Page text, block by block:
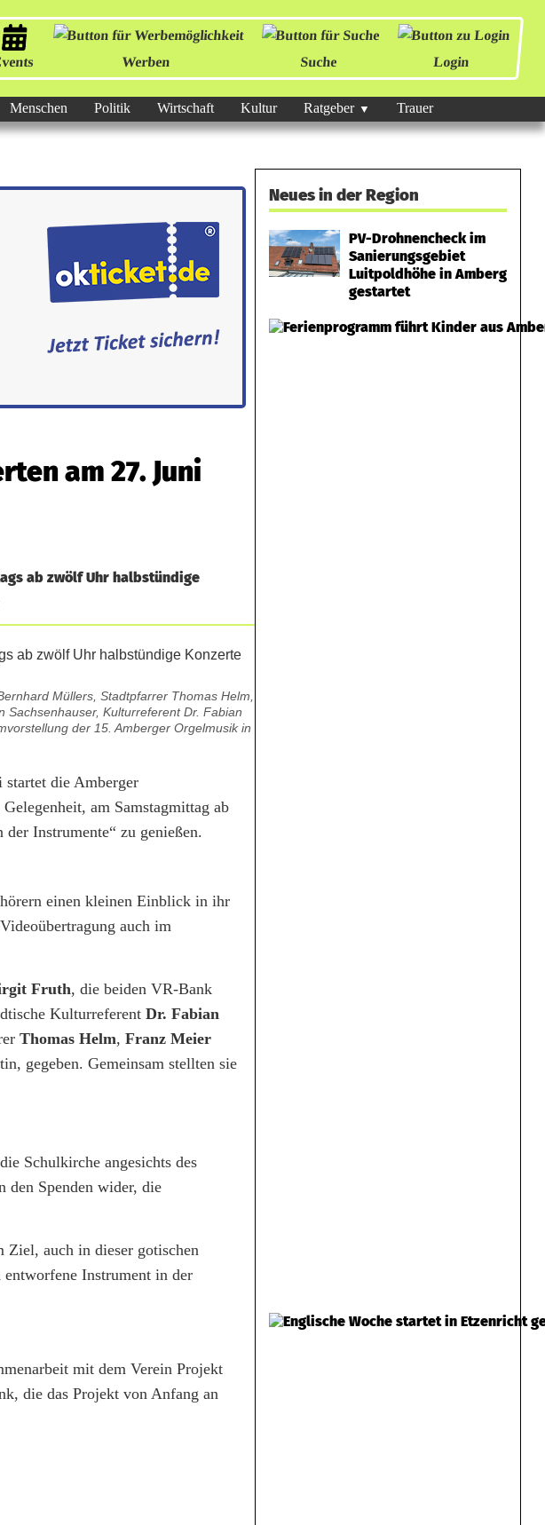
Werben Suche Login
Menschen Politik Wirtschaft Kultur Ratgeber Trauer
am 27. Juni
ab zwölf Uhr halbstündige
Müllers, Stadtpfarrer Thomas Helm,
Sachsenhauser, Kulturreferent Dr. Fabian
der 15. Amberger Orgelmusik in
die Amberger
am Samstagmittag ab
Instrumente“ zu genießen.
einen kleinen Einblick in ihr
auch im
Fruth, die beiden VR-Bank
Kulturreferent Dr. Fabian
Thomas Helm, Franz Meier
gegeben. Gemeinsam stellten sie
Schulkirche angesichts des
den Spenden wider, die
Ziel, auch in dieser gotischen
entworfene Instrument in der
mit dem Verein Projekt
die das Projekt von Anfang an
Neues in der Region
PV-Drohnencheck im
Sanierungsgebiet
Luitpoldhöhe in Amberg
gestartet